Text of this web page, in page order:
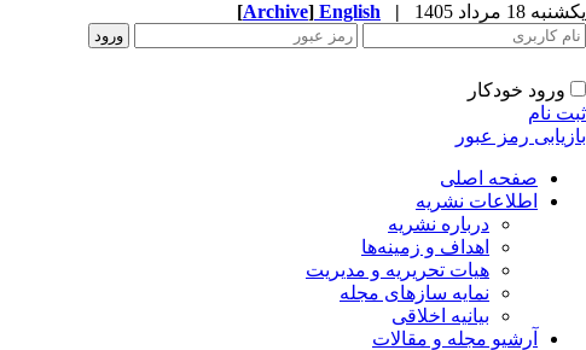
یکشنبه 18 مرداد 1405 |
English
[Archive]
ورود خودکار
ثبت نام
بازیابی رمز عبور
صفحه اصلی
اطلاعات نشریه
درباره نشریه
اهداف و زمینه‌ها
هیات تحریریه و مدیریت
نمایه سازهای مجله
بیانیه اخلاقی
آرشیو مجله و مقالات